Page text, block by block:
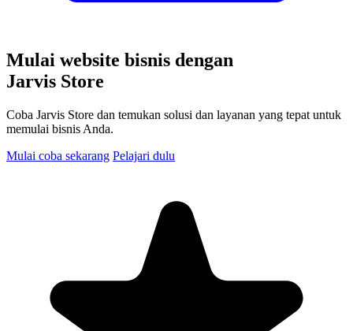
Mulai website bisnis dengan
Jarvis Store
Coba Jarvis Store dan temukan solusi dan layanan yang tepat untuk
memulai bisnis Anda.
Mulai coba sekarang Pelajari dulu